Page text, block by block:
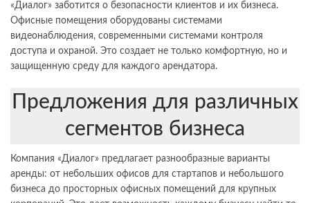
«Диалог» заботится о безопасности клиентов и их бизнеса.
Офисные помещения оборудованы системами
видеонаблюдения, современными системами контроля
доступа и охраной. Это создает не только комфортную, но и
защищенную среду для каждого арендатора.
Предложения для различных
сегментов бизнеса
Компания «Диалог» предлагает разнообразные варианты
аренды: от небольших офисов для стартапов и небольшого
бизнеса до просторных офисных помещений для крупных